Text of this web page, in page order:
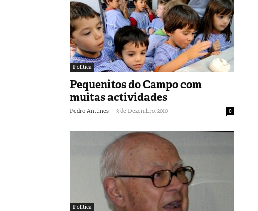
Política
Pequenitos do Campo com
muitas actividades
Pedro Antunes - 3 de Dezembro, 2010 0
Política